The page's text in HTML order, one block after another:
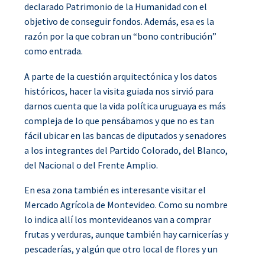
declarado Patrimonio de la Humanidad con el
objetivo de conseguir fondos. Además, esa es la
razón por la que cobran un “bono contribución”
como entrada.
A parte de la cuestión arquitectónica y los datos
históricos, hacer la visita guiada nos sirvió para
darnos cuenta que la vida política uruguaya es más
compleja de lo que pensábamos y que no es tan
fácil ubicar en las bancas de diputados y senadores
a los integrantes del Partido Colorado, del Blanco,
del Nacional o del Frente Amplio.
En esa zona también es interesante visitar el
Mercado Agrícola de Montevideo. Como su nombre
lo indica allí los montevideanos van a comprar
frutas y verduras, aunque también hay carnicerías y
pescaderías, y algún que otro local de flores y un